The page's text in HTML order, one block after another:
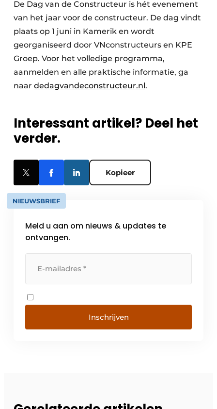
De Dag van de Constructeur is hét evenement
van het jaar voor de constructeur. De dag vindt
plaats op 1 juni in Kamerik en wordt
georganiseerd door VNconstructeurs en KPE
Groep. Voor het volledige programma,
aanmelden en alle praktische informatie, ga
naar dedagvandeconstructeur.nl.
Interessant artikel? Deel het
verder.
Kopieer
NIEUWSBRIEF
Meld u aan om nieuws & updates te
ontvangen.
Inschrijven